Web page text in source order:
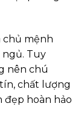
chủ mệnh
ngủ. Tuy
nên chú
chất lượng
đẹp hoàn hảo